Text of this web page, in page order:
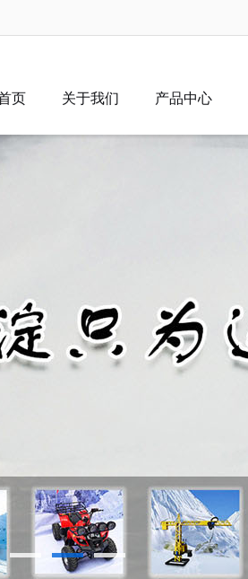
页 关于我们 产品中心